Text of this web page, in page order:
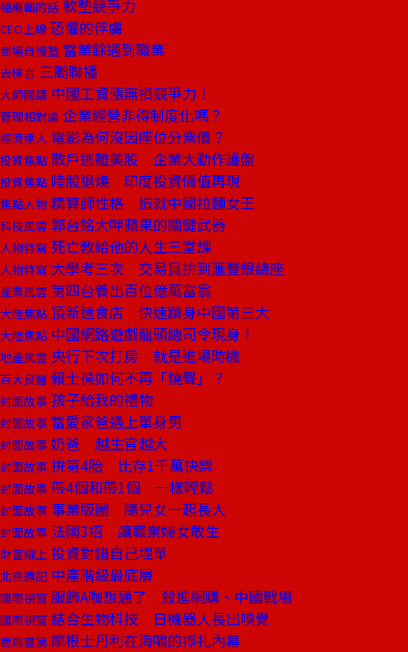
總編輯的話 軟墊競爭力
CEO上線 恐懼的俘虜
商場自慢塾 當業餘遇到職業
去梯言 三颱聯播
大師開講 中國工資漲無損競爭力！
管理相對論 企業經營非得制度化嗎？
經濟達人 電影為何沒因座位分票價？
投資焦點 散戶逃離美股 企業大動作護盤
投資焦點 陸股退燒 印度投資價值再現
焦點人物 精算師性格 造就中國拉麵女王
科技風雲 郭台銘大呷蘋果的關鍵武器
人物特寫 死亡教給他的人生三堂課
人物特寫 大學考三次 交易員拚到滙豐銀總座
產業風雲 第四台養出百位億萬富翁
大陸焦點 頂新速食店 快速躋身中國第三大
大陸焦點 中國網路遊戲龍頭總司令現身！
地產風雲 央行下次打房 就是進場時機
百大良醫 賴士葆如何不再「燒聲」？
封面故事 孩子給我的禮物
封面故事 當愛家爸遇上單身男
封面故事 奶爸 越生官越大
封面故事 拚第4胎 比存1千萬快樂
封面故事 帶4個和帶1個 一樣輕鬆
封面故事 事業版圖 隨兒女一起長大
封面故事 法國3招 讓職業婦女敢生
財富線上 投資對錯自己埋單
北京週記 中產階級最底層
國際視窗 服飾A咖想通了 殺進網購、中國戰場
國際視窗 結合生物科技 日機器人長出嗅覺
商周書摘 摩根士丹利在海嘯的掙扎內幕